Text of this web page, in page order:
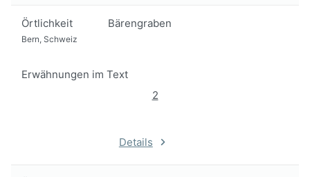
Örtlichkeit Bärengraben
Bern, Schweiz
Erwähnungen im Text
2
Details